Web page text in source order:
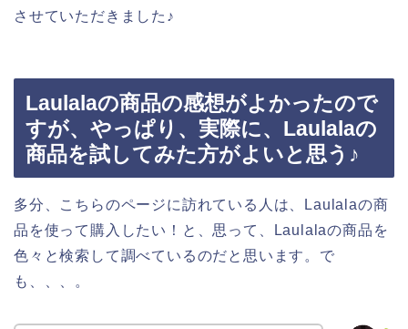
させていただきました♪
Laulalaの商品の感想がよかったので
すが、やっぱり、実際に、Laulalaの
商品を試してみた方がよいと思う♪
多分、こちらのページに訪れている人は、Laulalaの商
品を使って購入したい！と、思って、Laulalaの商品を
色々と検索して調べているのだと思います。で
も、、、。